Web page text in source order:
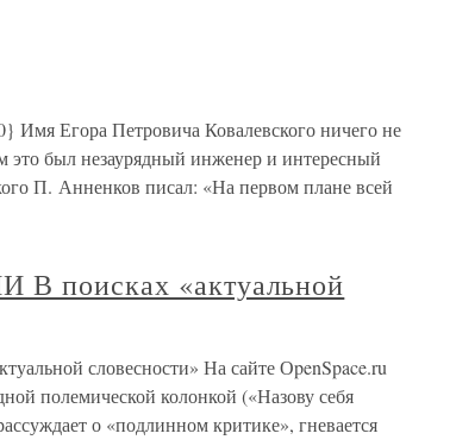
Егора Петровича Ковалевского ничего не
был незаурядный инженер и интересный
П. Анненков писал: «На первом плане всей
«актуальной
словесности» На сайте ОpenSpace.ru
полемической колонкой («Назову себя
о «подлинном критике», гневается